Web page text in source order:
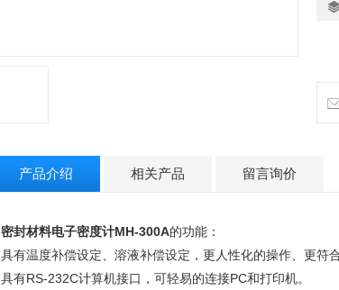
产品介绍 相关产品 留言询价
密封材料电子密度计MH-300A的功能：
具有温度补偿设定、溶液补偿设定，更人性化的操作、更符
具有RS-232C计算机接口，可轻易的连接PC和打印机。